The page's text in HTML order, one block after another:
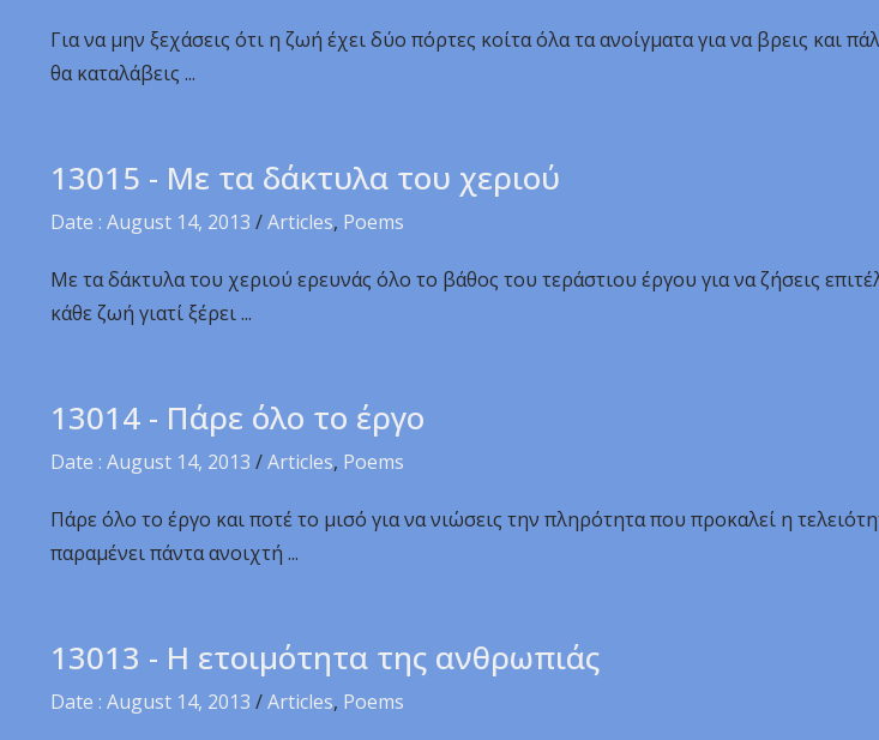
Για να μην ξεχάσεις ότι η ζωή έχει δύο πόρτες κοίτα όλα τα ανοίγματα για να βρεις και
θα καταλάβεις ...
13015 - Με τα δάκτυλα του χεριού
Date : August 14, 2013 /Articles, Poems
Με τα δάκτυλα του χεριού ερευνάς όλο το βάθος του τεράστιου έργου για να ζήσεις
κάθε ζωή γιατί ξέρει ...
13014 - Πάρε όλο το έργο
Date : August 14, 2013 /Articles, Poems
Πάρε όλο το έργο και ποτέ το μισό για να νιώσεις την πληρότητα που προκαλεί η
παραμένει πάντα ανοιχτή ...
13013 - Η ετοιμότητα της ανθρωπιάς
Date : August 14, 2013 /Articles, Poems